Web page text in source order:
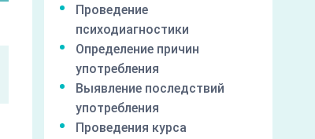
Проведение
психодиагностики
Определение причин
употребления
Выявление последствий
употребления
Проведения курса